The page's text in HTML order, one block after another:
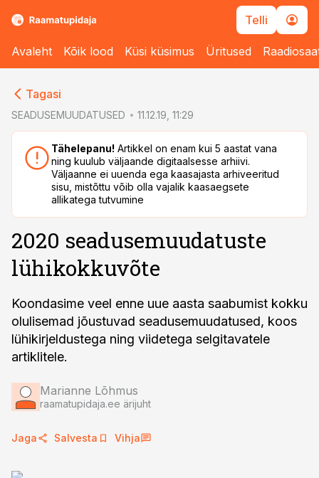
Telli
Avaleht Kõik lood Küsi küsimus Üritused
Tagasi
SEADUSEMUUDATUSED 11.12.19, 11:29
Tähelepanu! Artikkel on enam kui 5 aastat vana
ning kuulub väljaande digitaalsesse arhiivi.
Väljaanne ei uuenda ega kaasajasta arhiveeritud
sisu, mistõttu võib olla vajalik kaasaegsete
allikatega tutvumine
2020 seadusemuudatuste
lühikokkuvõte
Koondasime veel enne uue aasta saabumist kokku
olulisemad jõustuvad seadusemuudatused, koos
lühikirjeldustega ning viidetega selgitavatele
artiklitele.
Marianne Lõhmus
raamatupidaja.ee ärijuht
Jaga Salvesta Vihja